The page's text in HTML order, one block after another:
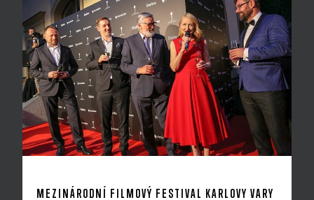
MEZINÁRODNÍ FILMOVÝ FESTIVAL KARLOVY VARY